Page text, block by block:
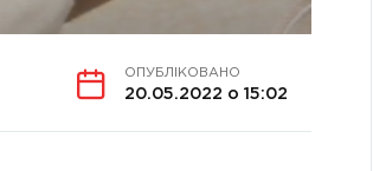
ОПУБЛІКОВАНО
20.05.2022 о 15:02